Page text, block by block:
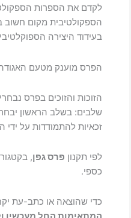
לקדם את הספרות
הספקולטיבית מקום חשוב
בעידוד היצירה
הפרס מוענק מטעם האגודה
הזוכות והזוכים בפרס
שלבים: בשלב הראשון
זכאיות להתמודדות על
לפי תקנון פרס גפן,
כספי.
כדי שהוצאה או כתב-עת